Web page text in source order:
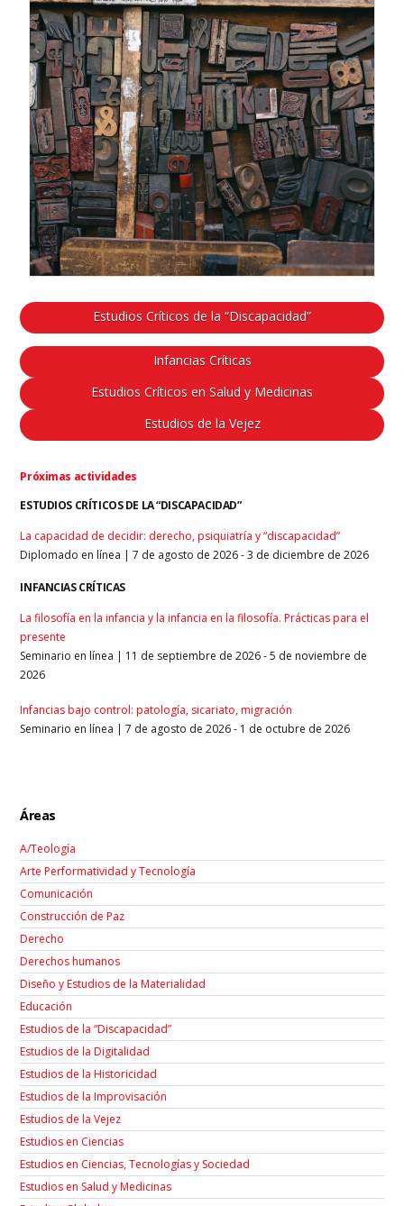
Estudios Críticos de la “Discapacidad”
Infancias Críticas
Estudios Críticos en Salud y Medicinas
Estudios de la Vejez
Próximas actividades
ESTUDIOS CRÍTICOS DE LA “DISCAPACIDAD”
La capacidad de decidir: derecho, psiquiatría y “discapacidad”
Diplomado en línea | 7 de agosto de 2026 - 3 de diciembre de 2026
INFANCIAS CRÍTICAS
La filosofía en la infancia y la infancia en la filosofía. Prácticas para el
presente
Seminario en línea | 11 de septiembre de 2026 - 5 de noviembre de
2026
Infancias bajo control: patología, sicariato, migración
Seminario en línea | 7 de agosto de 2026 - 1 de octubre de 2026
Áreas
A/Teología
Arte Performatividad y Tecnología
Comunicación
Construcción de Paz
Derecho
Derechos humanos
Diseño y Estudios de la Materialidad
Educación
Estudios de la “Discapacidad”
Estudios de la Digitalidad
Estudios de la Historicidad
Estudios de la Improvisación
Estudios de la Vejez
Estudios en Ciencias
Estudios en Ciencias, Tecnologías y Sociedad
Estudios en Salud y Medicinas